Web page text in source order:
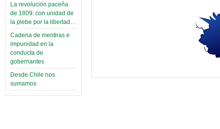
La revolución paceña
de 1809: con unidad de
la plebe por la libertad…
Cadena de mentiras e
impunidad en la
conducta de
gobernantes
Desde Chile nos
sumamos